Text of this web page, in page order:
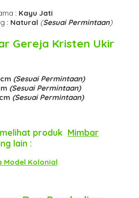
: Kayu Jati
: Natural (Sesuai Permintaan)
Gereja Kristen Ukir
(Sesuai Permintaan)
(Sesuai Permintaan)
(Sesuai Permintaan)
produk Mimbar
lain :
Model Kolonial